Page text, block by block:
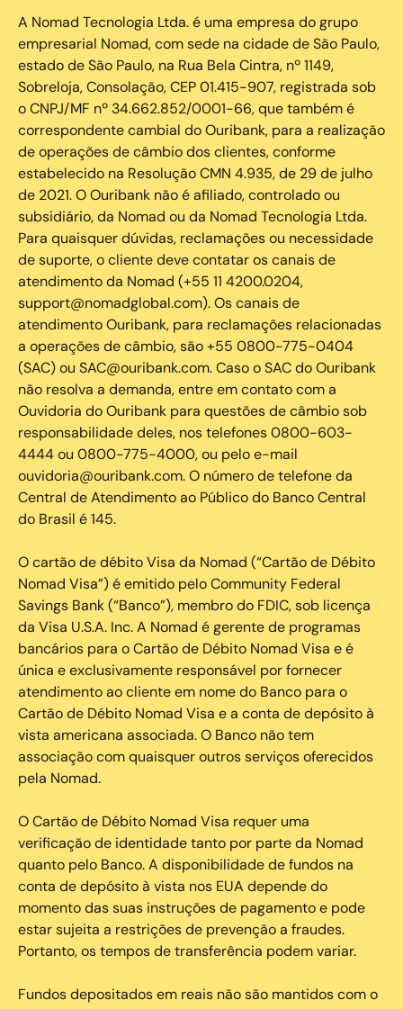
A Nomad Tecnologia Ltda. é uma empresa do grupo
empresarial Nomad, com sede na cidade de São Paulo,
estado de São Paulo, na Rua Bela Cintra, nº 1149,
Sobreloja, Consolação, CEP 01.415-907, registrada sob
o CNPJ/MF nº 34.662.852/0001-66, que também é
correspondente cambial do Ouribank, para a realização
de operações de câmbio dos clientes, conforme
estabelecido na Resolução CMN 4.935, de 29 de julho
de 2021. O Ouribank não é afiliado, controlado ou
subsidiário, da Nomad ou da Nomad Tecnologia Ltda.
Para quaisquer dúvidas, reclamações ou necessidade
de suporte, o cliente deve contatar os canais de
atendimento da Nomad (+55 11 4200.0204,
support@nomadglobal.com). Os canais de
atendimento Ouribank, para reclamações relacionadas
a operações de câmbio, são +55 0800-775-0404
(SAC) ou SAC@ouribank.com. Caso o SAC do Ouribank
não resolva a demanda, entre em contato com a
Ouvidoria do Ouribank para questões de câmbio sob
responsabilidade deles, nos telefones 0800-603-
4444 ou 0800-775-4000, ou pelo e-mail
ouvidoria@ouribank.com. O número de telefone da
Central de Atendimento ao Público do Banco Central
do Brasil é 145.
O cartão de débito Visa da Nomad (“Cartão de Débito
Nomad Visa”) é emitido pelo Community Federal
Savings Bank (“Banco”), membro do FDIC, sob licença
da Visa U.S.A. Inc. A Nomad é gerente de programas
bancários para o Cartão de Débito Nomad Visa e é
única e exclusivamente responsável por fornecer
atendimento ao cliente em nome do Banco para o
Cartão de Débito Nomad Visa e a conta de depósito à
vista americana associada. O Banco não tem
associação com quaisquer outros serviços oferecidos
pela Nomad.
O Cartão de Débito Nomad Visa requer uma
verificação de identidade tanto por parte da Nomad
quanto pelo Banco. A disponibilidade de fundos na
conta de depósito à vista nos EUA depende do
momento das suas instruções de pagamento e pode
estar sujeita a restrições de prevenção a fraudes.
Portanto, os tempos de transferência podem variar.
Fundos depositados em reais não são mantidos com o